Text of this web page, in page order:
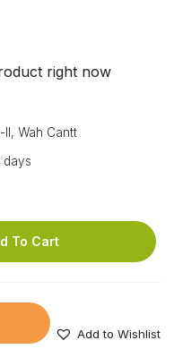
right now
Wah Cantt
days
To Cart
Add to Wishlist